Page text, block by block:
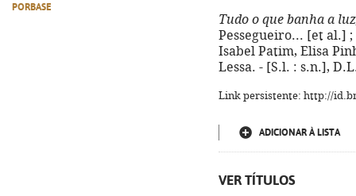
PORBASE
Tudo o que banha a
Pessegueiro... [et al.]
Isabel Patim, Elisa
Lessa. - [S.l. : s.n.],
Link persistente: http://
ADICIONAR À LISTA
VER TÍTULOS